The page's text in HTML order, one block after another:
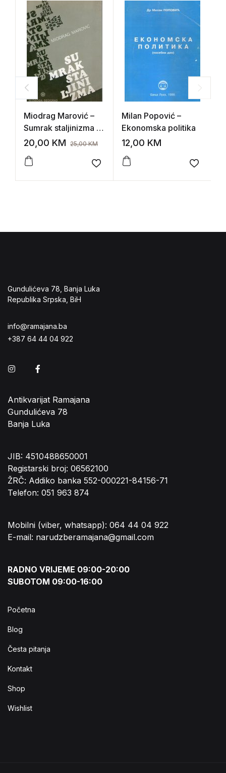
Miodrag Marović –
Sumrak staljinizma I-
II
20,00 KM 25,00KM
Add to wishlist
Milan Popović –
Ekonomska politika
12,00 KM
Add to
Gundulićeva 78, Banja Luka
Republika Srpska, BiH
info@ramajana.ba
+387 64 44 04 922
Instagram
Antikvarijat Ramajana
Gundulićeva 78
Banja Luka
JIB: 4510488650001
Registarski broj: 06562100
ŽRČ: Addiko banka 552-000221-84156-71
Telefon: 051 963 874
Mobilni (viber, whatsapp): 064 44 04 922
E-mail: narudzberamajana@gmail.com
RADNO VRIJEME 09:00-20:00
SUBOTOM 09:00-16:00
Početna
Blog
Česta pitanja
Kontakt
Shop
Wishlist